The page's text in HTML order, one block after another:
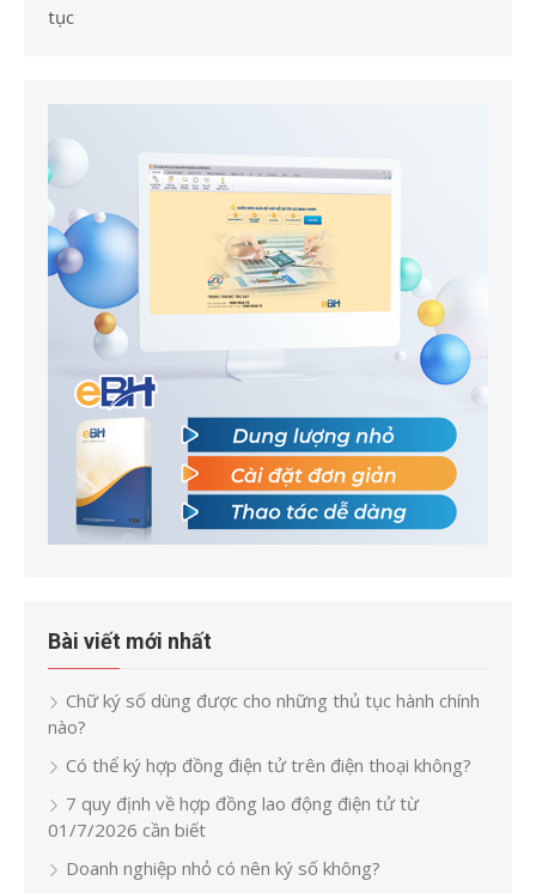
tục
Bài viết mới nhất
Chữ ký số dùng được cho những thủ tục hành chính
nào?
Có thể ký hợp đồng điện tử trên điện thoại không?
7 quy định về hợp đồng lao động điện tử từ
01/7/2026 cần biết
Doanh nghiệp nhỏ có nên ký số không?